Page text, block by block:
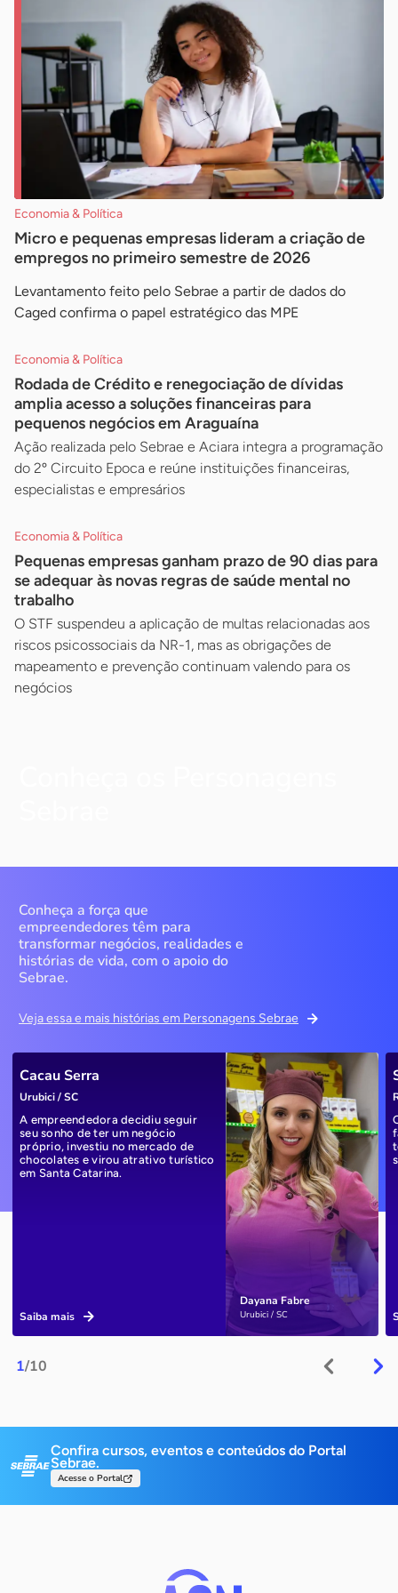
Economia & Política
Micro e pequenas empresas lideram a criação de
empregos no primeiro semestre de 2026
Levantamento feito pelo Sebrae a partir de dados do
Caged confirma o papel estratégico das MPE
Economia & Política
Rodada de Crédito e renegociação de dívidas
amplia acesso a soluções financeiras para
pequenos negócios em Araguaína
Ação realizada pelo Sebrae e Aciara integra a programação
do 2º Circuito Epoca e reúne instituições financeiras,
especialistas e empresários
Economia & Política
Pequenas empresas ganham prazo de 90 dias para
se adequar às novas regras de saúde mental no
trabalho
O STF suspendeu a aplicação de multas relacionadas aos
riscos psicossociais da NR-1, mas as obrigações de
mapeamento e prevenção continuam valendo para os
negócios
Conheça a força que
empreendedores têm para
transformar negócios, realidades e
histórias de vida, com o apoio do
Sebrae.
Veja essa e mais histórias em Personagens Sebrae
1/10
Dayana Fabre
Urubici / SC
Cacau Serra
Urubici / SC
A empreendedora decidiu seguir
seu sonho de ter um negócio
próprio, investiu no mercado de
chocolates e virou atrativo turístico
em Santa Catarina.
Saiba mais
Confira cursos, eventos e conteúdos do Portal
Sebrae.
Acesse o Portal